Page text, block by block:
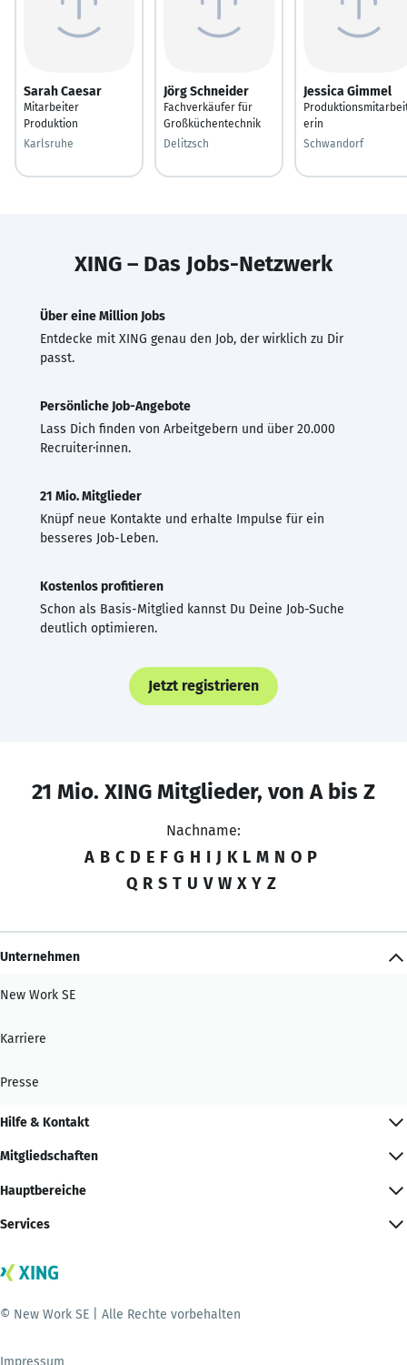
Sarah Caesar
Mitarbeiter
Produktion
Karlsruhe
Jörg Schneider
Fachverkäufer für
Großküchentechnik
Delitzsch
Jessica Gimmel
erin
Schwandorf
XING – Das Jobs-Netzwerk
Über eine Million Jobs
Entdecke mit XING genau den Job, der wirklich zu Dir
passt.
Persönliche Job-Angebote
Lass Dich finden von Arbeitgebern und über 20.000
Recruiter·innen.
21 Mio. Mitglieder
Knüpf neue Kontakte und erhalte Impulse für ein
besseres Job-Leben.
Kostenlos profitieren
Schon als Basis-Mitglied kannst Du Deine Job-Suche
deutlich optimieren.
Jetzt registrieren
21 Mio. XING Mitglieder, von A bis Z
Nachname:
A B C D E F G H I J K L M N O P
Q R S T U V W X Y Z
Unternehmen
New Work SE
Karriere
Presse
Hilfe & Kontakt
Mitgliedschaften
Hauptbereiche
Services
© New Work SE | Alle Rechte vorbehalten
Impressum